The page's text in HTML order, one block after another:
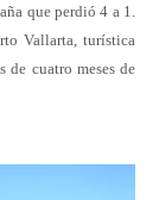
que perdió 4 a 1.
Vallarta, turística
de cuatro meses de